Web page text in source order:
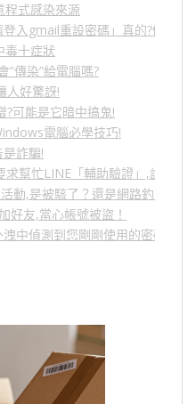
程式感染來源
登入gmail重設密碼」真的?假的?5
毒十症狀
”傳染”給電腦嗎?
人好驚訝!
?可能是它暗中搞鬼!
電腦必學技巧!
詐騙!
求幫忙LINE「輔助驗證」,詐騙
動,是被駭了？還是網路釣魚？
好友,當心帳號被盜！
中偵測到您剛剛使用的密碼」